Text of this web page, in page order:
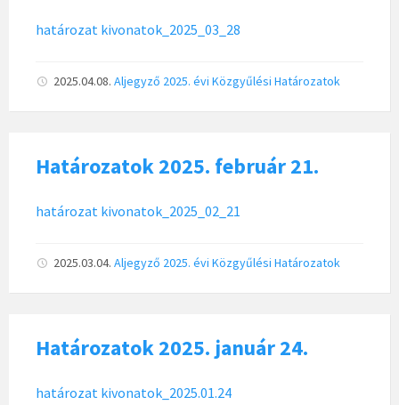
határozat kivonatok_2025_03_28
2025.04.08. Aljegyző 2025. évi Közgyűlési Határozatok
Határozatok 2025. február 21.
határozat kivonatok_2025_02_21
2025.03.04. Aljegyző 2025. évi Közgyűlési Határozatok
Határozatok 2025. január 24.
határozat kivonatok_2025.01.24